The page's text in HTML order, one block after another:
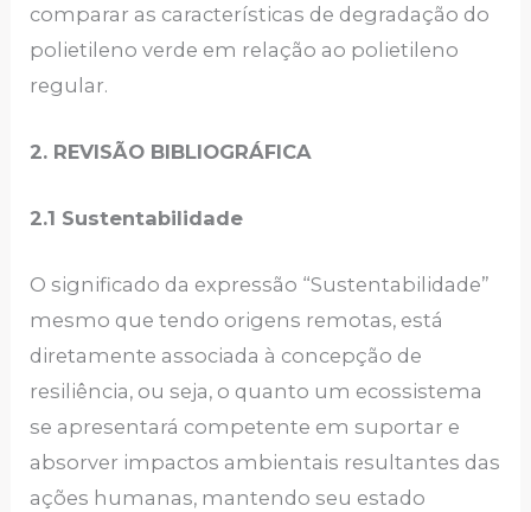
comparar as características de degradação do
polietileno verde em relação ao polietileno
regular.
2. REVISÃO BIBLIOGRÁFICA
2.1 Sustentabilidade
O significado da expressão “Sustentabilidade”
mesmo que tendo origens remotas, está
diretamente associada à concepção de
resiliência, ou seja, o quanto um ecossistema
se apresentará competente em suportar e
absorver impactos ambientais resultantes das
ações humanas, mantendo seu estado